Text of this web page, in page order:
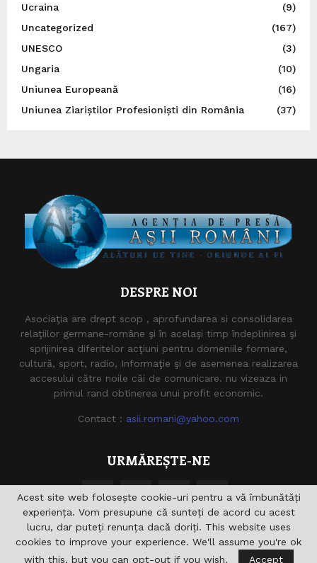
Ucraina
(9)
Uncategorized
(167)
UNESCO
(3)
Ungaria
(10)
Uniunea Europeană
(16)
Uniunea Ziariștilor Profesioniști din România
(37)
DESPRE NOI
Asociaţia are drept scop , aprofundarea si consolidarea
relaţiilor germane-române şi în acelaşi timp îndeplinirea şi
sprijinirea diferitelor acţiuni pentru domeniile formare,
cultură, sport, radio, Informaţie şi de asemenea realizarea
accesului către noile căi de comunicare. nu vizeaza in
primul rand obtinerea unui profit economic.
Contact : asii.romani@yahoo.com
URMĂREȘTE-NE
Acest site web folosește cookie-uri pentru a vă îmbunătăți
experiența. Vom presupune că sunteți de acord cu acest
lucru, dar puteți renunța dacă doriți. This website uses
cookies to improve your experience. We'll assume you're ok
with this, but you can opt-out if you wish.
Accept